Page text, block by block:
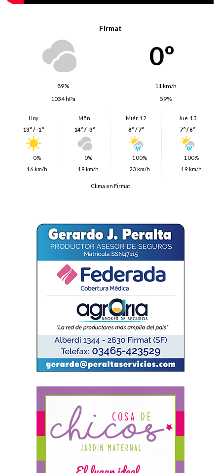
Firmat
0º
89%
11 km/h
1034 hPa
59%
Hoy
13º / -1º
0%
16 km/h
Mñn.
14º / -3º
0%
19 km/h
Miér. 12
8º / 7º
100%
23 km/h
Jue. 13
7º / 6º
100%
19 km/h
Clima en Firmat